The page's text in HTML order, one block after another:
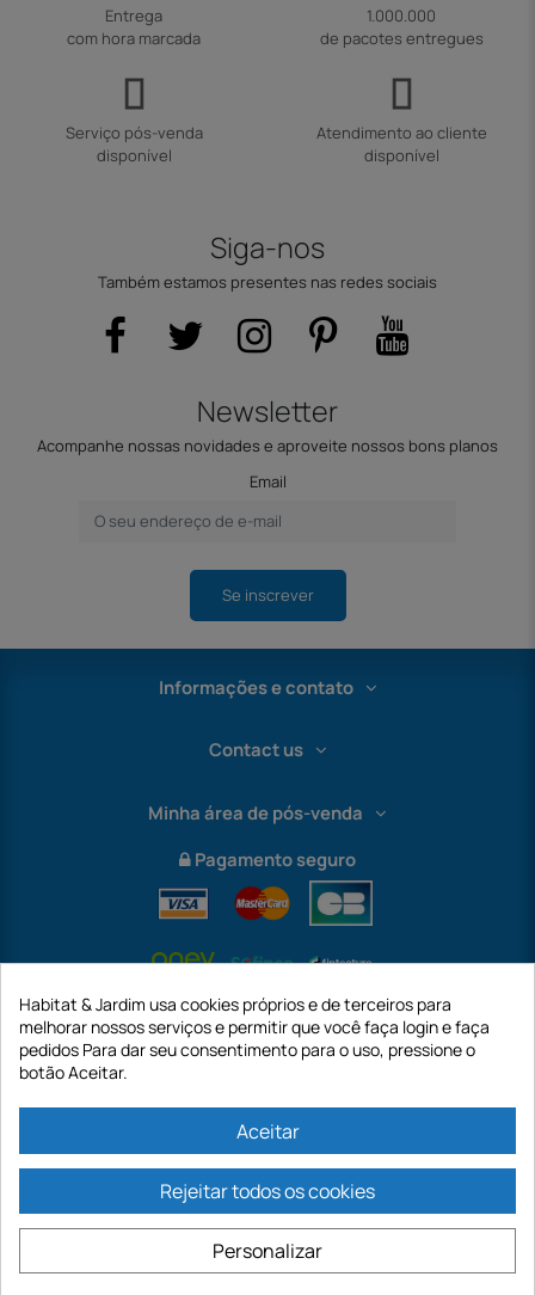
Entrega
com hora marcada
1.000.000
de pacotes entregues
Serviço pós-venda
disponível
Atendimento ao cliente
disponível
Siga-nos
Também estamos presentes nas redes sociais
Newsletter
Acompanhe nossas novidades e aproveite nossos bons planos
Email
Se inscrever
Informações e contato
Contact us
Minha área de pós-venda
Pagamento seguro
https://www.habitatejardim.pt é um site da empresa GECODIS SA com um
capital de 187.203,29€, 32 Rue de Paradis - PARIS 75010 (FRANÇA). A
GECODIS.SA criada em 11/04/1998 é uma subsidiária da ODAYA ​​​​​​HOLDING com
um capital de 2.750.640,00 EURO.
Habitat & Jardim usa cookies próprios e de terceiros para
melhorar nossos serviços e permitir que você faça login e faça
pedidos Para dar seu consentimento para o uso, pressione o
botão Aceitar.
Aceitar
Rejeitar todos os cookies
Personalizar